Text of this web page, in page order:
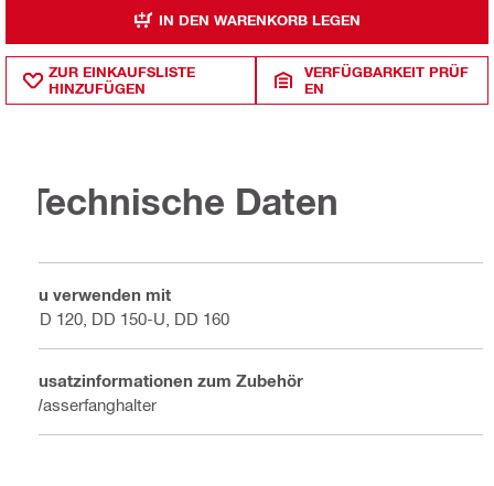
IN DEN WARENKORB LEGEN
ZUR EINKAUFSLISTE
HINZUFÜGEN
VERFÜGBARKEIT PRÜF
EN
Technische Daten
Zu verwenden mit
DD 120, DD 150-U, DD 160
Zusatzinformationen zum Zubehör
Wasserfanghalter